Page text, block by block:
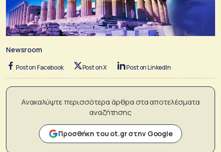
Newsroom
Post on Facebook Post on X Post on LinkedIn
Ανακαλύψτε περισσότερα άρθρα στα αποτελέσματα
αναζήτησης
Προσθήκη του ot.gr στην Google